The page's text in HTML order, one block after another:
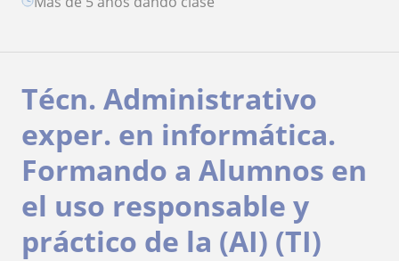
Técn. Administrativo
exper. en informática.
Formando a Alumnos en
el uso responsable y
práctico de la (AI) (TI)